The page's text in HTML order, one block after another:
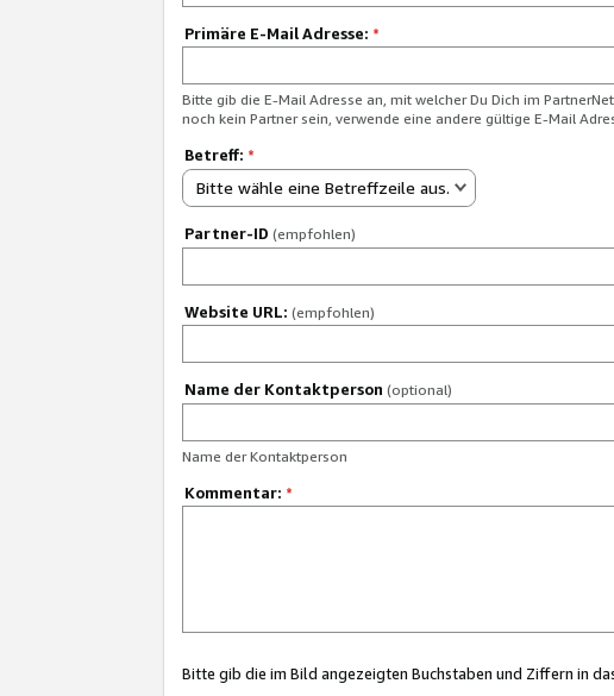
Primäre E-Mail Adresse: *
Bitte gib die E-Mail Adresse an, mit welcher Du Dich im
noch kein Partner sein, verwende eine andere gültige E-Mail
Betreff: *
Bitte wähle eine Betreffzeile aus.
Partner-ID (empfohlen)
Website URL: (empfohlen)
Name der Kontaktperson (optional)
Name der Kontaktperson
Kommentar: *
Bitte gib die im Bild angezeigten Buchstaben und Ziffern in